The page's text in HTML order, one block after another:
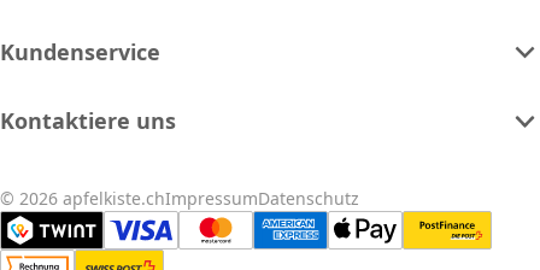
Kundenservice
Kontaktiere uns
© 2026 apfelkiste.chImpressumDatenschutz